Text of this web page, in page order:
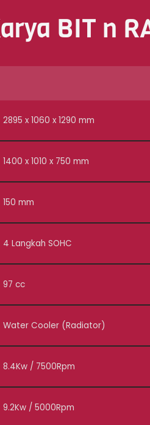
BIT n
2895 x 1060 x 1290 mm
1400 x 1010 x 750 mm
150 mm
4 Langkah SOHC
97 cc
Water Cooler (Radiator)
8.4Kw / 7500Rpm
9.2Kw / 5000Rpm